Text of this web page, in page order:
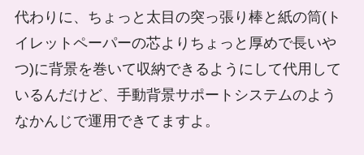
代わりに、ちょっと太目の突っ張り棒と紙の筒(ト
イレットペーパーの芯よりちょっと厚めで長いや
つ)に背景を巻いて収納できるようにして代用して
いるんだけど、手動背景サポートシステムのよう
なかんじで運用できてますよ。